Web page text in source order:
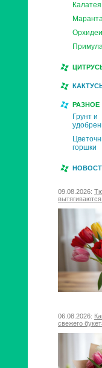
Калатея
Орхидеи
РАЗНОЕ
Грунт и
горшки
09.08.2026:
06.08.2026:
свежего